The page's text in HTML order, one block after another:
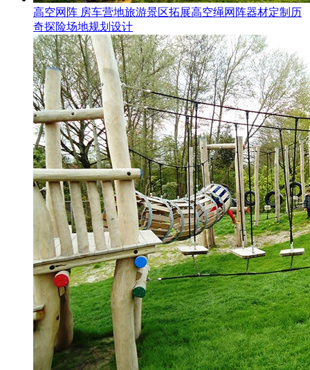
高空网阵 房车营地旅游景区拓展高空绳网阵器材定制历
奇探险场地规划设计